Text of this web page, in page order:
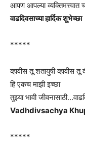
आपण आपल्या
वाढदिवसाच्या हार्दिक शुभेच्छा
*****
व्हावीस तू शतायुषी व्हावीस तू
हि एकच माझी इच्छा
तुझ्या भावी
Vadhdivsachya
*****